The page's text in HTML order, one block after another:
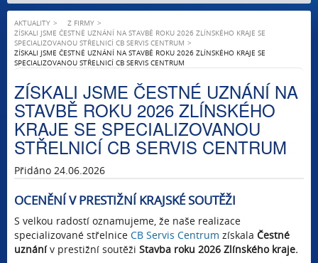
AKTUALITY
Z FIRMY
ZÍSKALI JSME ČESTNÉ UZNÁNÍ NA STAVBĚ ROKU 2026 ZLÍNSKÉHO KRAJE SE
SPECIALIZOVANOU STŘELNICÍ CB SERVIS CENTRUM
ZÍSKALI JSME ČESTNÉ UZNÁNÍ NA STAVBĚ ROKU 2026 ZLÍNSKÉHO KRAJE SE
SPECIALIZOVANOU STŘELNICÍ CB SERVIS CENTRUM
ZÍSKALI JSME ČESTNÉ UZNÁNÍ NA
STAVBĚ ROKU 2026 ZLÍNSKÉHO
KRAJE SE SPECIALIZOVANOU
STŘELNICÍ CB SERVIS CENTRUM
Přidáno 24.06.2026
OCENĚNÍ V PRESTIŽNÍ KRAJSKÉ SOUTĚŽI
S velkou radostí oznamujeme, že naše realizace
specializované střelnice CB Servis Centrum získala Čestné
uznánív prestižní soutěži Stavba roku 2026 Zlínského kraje.